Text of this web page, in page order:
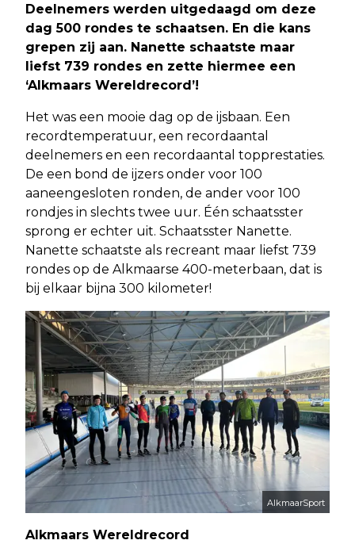
Deelnemers werden uitgedaagd om deze
dag 500 rondes te schaatsen. En die kans
grepen zij aan. Nanette schaatste maar
liefst 739 rondes en zette hiermee een
‘Alkmaars Wereldrecord’!
Het was een mooie dag op de ijsbaan. Een
recordtemperatuur, een recordaantal
deelnemers en een recordaantal topprestaties.
De een bond de ijzers onder voor 100
aaneengesloten ronden, de ander voor 100
rondjes in slechts twee uur. Één schaatsster
sprong er echter uit. Schaatsster Nanette.
Nanette schaatste als recreant maar liefst 739
rondes op de Alkmaarse 400-meterbaan, dat is
bij elkaar bijna 300 kilometer!
AlkmaarSport
Alkmaars Wereldrecord